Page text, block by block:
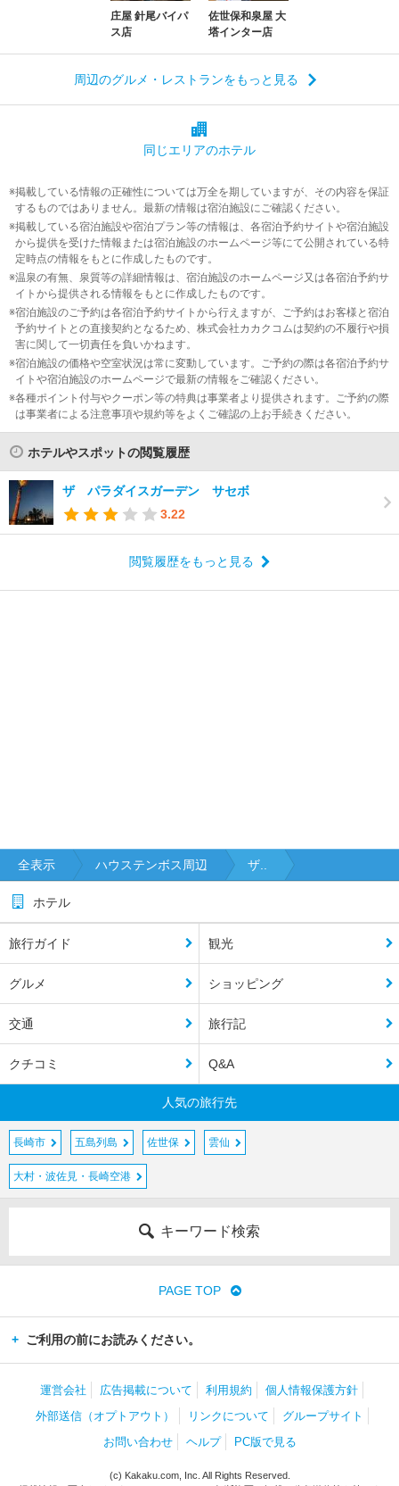
庄屋 針尾バイパ
ス店
佐世保和泉屋 大
塔インター店
周辺のグルメ・レストランをもっと見る
同じエリアのホテル
掲載している情報の正確性については万全を期していますが、その内容を保証
するものではありません。最新の情報は宿泊施設にご確認ください。
掲載している宿泊施設や宿泊プラン等の情報は、各宿泊予約サイトや宿泊施設
から提供を受けた情報または宿泊施設のホームページ等にて公開されている特
定時点の情報をもとに作成したものです。
温泉の有無、泉質等の詳細情報は、宿泊施設のホームページ又は各宿泊予約サ
イトから提供される情報をもとに作成したものです。
宿泊施設のご予約は各宿泊予約サイトから行えますが、ご予約はお客様と宿泊
予約サイトとの直接契約となるため、株式会社カカクコムは契約の不履行や損
害に関して一切責任を負いかねます。
宿泊施設の価格や空室状況は常に変動しています。ご予約の際は各宿泊予約サ
イトや宿泊施設のホームページで最新の情報をご確認ください。
各種ポイント付与やクーポン等の特典は事業者より提供されます。ご予約の際
は事業者による注意事項や規約等をよくご確認の上お手続きください。
ホテルやスポットの閲覧履歴
ザ パラダイスガーデン サセボ
3.22
閲覧履歴をもっと見る
全表示 ハウステンボス周辺 ザ..
ホテル
旅行ガイド 観光
グルメ ショッピング
交通 旅行記
クチコミ Q&A
人気の旅行先
長崎市 五島列島 佐世保 雲仙
大村・波佐見・長崎空港
キーワード検索
PAGE TOP
ご利用の前にお読みください。
運営会社 広告掲載について 利用規約
個人情報保護方針
外部送信（オプトアウト）
リンクについて
グループサイト
お問い合わせ
ヘルプ PC版で見る
(c) Kakaku.com, Inc. All Rights Reserved.